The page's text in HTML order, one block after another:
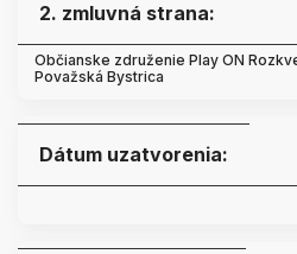
2. zmluvná strana:
Občianske združenie Play ON
Považská Bystrica
Dátum uzatvorenia: